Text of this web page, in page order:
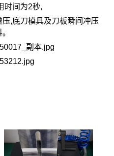
时间为2秒,
,底刀模具及刀板瞬间冲压